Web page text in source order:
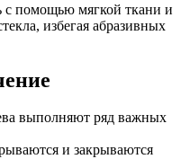
с помощью мягкой ткани и
избегая абразивных
выполняют ряд важных
и закрываются